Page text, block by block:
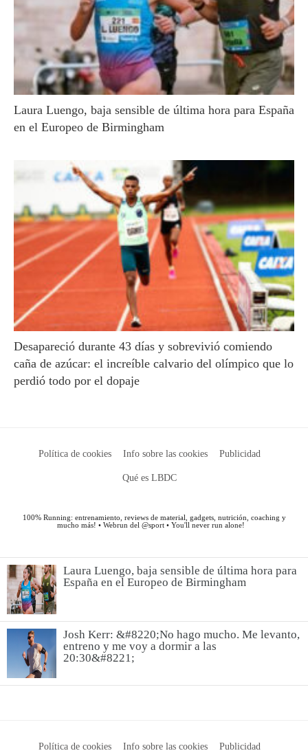
Laura Luengo, baja sensible de última hora para
España en el Europeo de Birmingham
Josh Kerr: &#8220;No hago mucho. Me levanto,
entreno y me voy a dormir a las
20:30&#8221;
Política de cookies Info sobre las cookies Publicidad